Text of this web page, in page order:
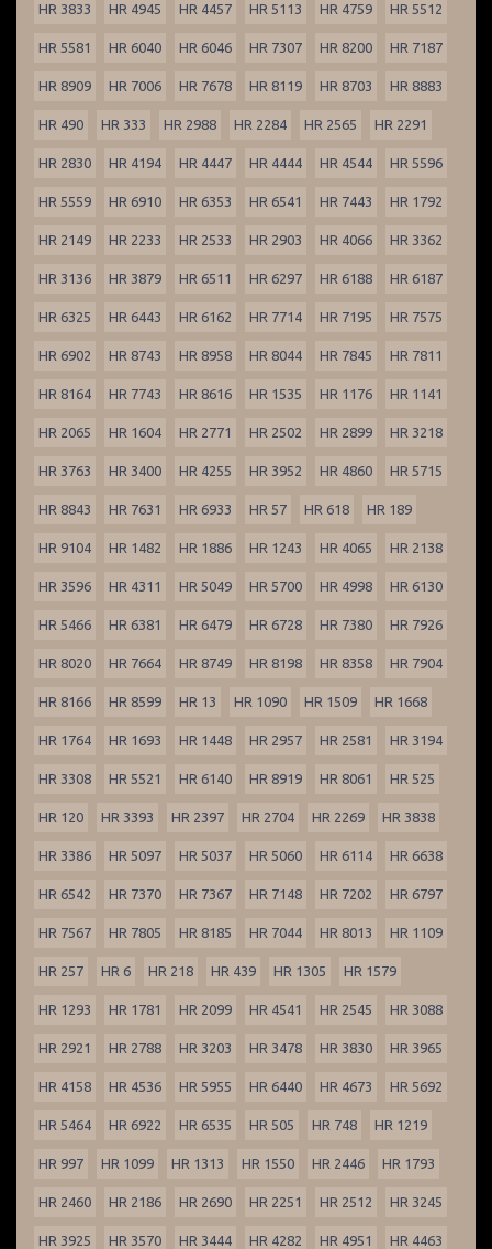
HR 3833 HR 4945 HR 4457 HR 5113 HR 4759 HR 5512
HR 5581 HR 6040 HR 6046 HR 7307 HR 8200 HR 7187
HR 8909 HR 7006 HR 7678 HR 8119 HR 8703 HR 8883
HR 490 HR 333 HR 2988 HR 2284 HR 2565 HR 2291
HR 2830 HR 4194 HR 4447 HR 4444 HR 4544 HR 5596
HR 5559 HR 6910 HR 6353 HR 6541 HR 7443 HR 1792
HR 2149 HR 2233 HR 2533 HR 2903 HR 4066 HR 3362
HR 3136 HR 3879 HR 6511 HR 6297 HR 6188 HR 6187
HR 6325 HR 6443 HR 6162 HR 7714 HR 7195 HR 7575
HR 6902 HR 8743 HR 8958 HR 8044 HR 7845 HR 7811
HR 8164 HR 7743 HR 8616 HR 1535 HR 1176 HR 1141
HR 2065 HR 1604 HR 2771 HR 2502 HR 2899 HR 3218
HR 3763 HR 3400 HR 4255 HR 3952 HR 4860 HR 5715
HR 8843 HR 7631 HR 6933 HR 57 HR 618 HR 189
HR 9104 HR 1482 HR 1886 HR 1243 HR 4065 HR 2138
HR 3596 HR 4311 HR 5049 HR 5700 HR 4998 HR 6130
HR 5466 HR 6381 HR 6479 HR 6728 HR 7380 HR 7926
HR 8020 HR 7664 HR 8749 HR 8198 HR 8358 HR 7904
HR 8166 HR 8599 HR 13 HR 1090 HR 1509 HR 1668
HR 1764 HR 1693 HR 1448 HR 2957 HR 2581 HR 3194
HR 3308 HR 5521 HR 6140 HR 8919 HR 8061 HR 525
HR 120 HR 3393 HR 2397 HR 2704 HR 2269 HR 3838
HR 3386 HR 5097 HR 5037 HR 5060 HR 6114 HR 6638
HR 6542 HR 7370 HR 7367 HR 7148 HR 7202 HR 6797
HR 7567 HR 7805 HR 8185 HR 7044 HR 8013 HR 1109
HR 257 HR 6 HR 218 HR 439 HR 1305 HR 1579
HR 1293 HR 1781 HR 2099 HR 4541 HR 2545 HR 3088
HR 2921 HR 2788 HR 3203 HR 3478 HR 3830 HR 3965
HR 4158 HR 4536 HR 5955 HR 6440 HR 4673 HR 5692
HR 5464 HR 6922 HR 6535 HR 505 HR 748 HR 1219
HR 997 HR 1099 HR 1313 HR 1550 HR 2446 HR 1793
HR 2460 HR 2186 HR 2690 HR 2251 HR 2512 HR 3245
HR 3925 HR 3570 HR 3444 HR 4282 HR 4951 HR 4463